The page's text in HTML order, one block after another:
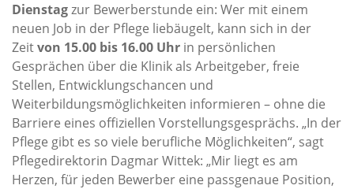
Dienstagzur Bewerberstunde ein: Wer mit einem
neuen Job in der Pflege liebäugelt, kann sich in der
Zeitvon 15.00 bis 16.00 Uhr in persönlichen
Gesprächen über die Klinik als Arbeitgeber, freie
Stellen, Entwicklungschancen und
Weiterbildungsmöglichkeiten informieren – ohne die
Barriere eines offiziellen Vorstellungsgesprächs. „In der
Pflege gibt es so viele berufliche Möglichkeiten“, sagt
Pflegedirektorin Dagmar Wittek: „Mir liegt es am
Herzen, für jeden Bewerber eine passgenaue Position,